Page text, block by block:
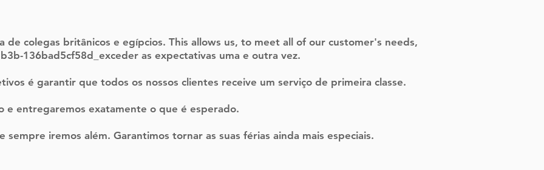
colegas britânicos e egípcios. This allows us, to meet all of our customer's needs,
136bad5cf58d_exceder as expectativas uma e outra vez.
é garantir que todos os nossos clientes receive um serviço de primeira classe.
entregaremos exatamente o que é esperado.
iremos além. Garantimos tornar as suas férias ainda mais especiais.